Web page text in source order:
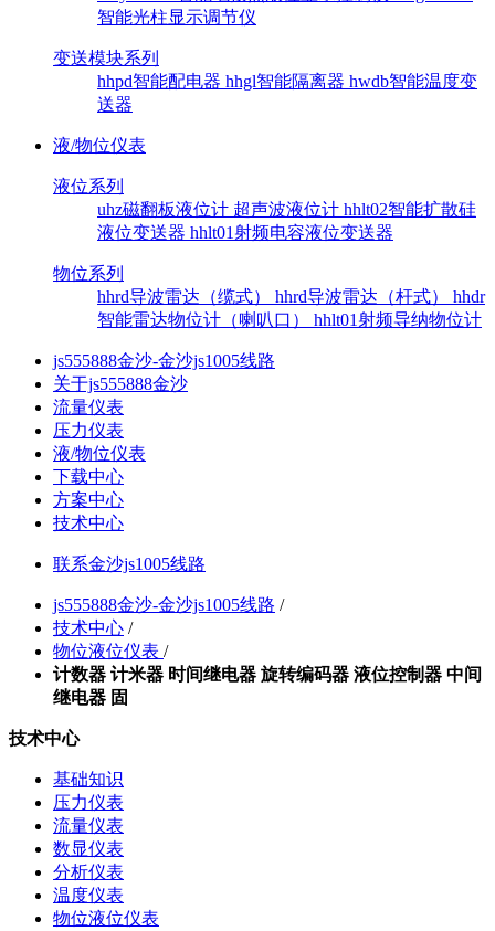
智能光柱显示调节仪
变送模块系列
hhpd智能配电器 hhgl智能隔离器 hwdb智能温度变
送器
液/物位仪表
液位系列
uhz磁翻板液位计 超声波液位计 hhlt02智能扩散硅
液位变送器 hhlt01射频电容液位变送器
物位系列
hhrd导波雷达（缆式） hhrd导波雷达（杆式） hhdr
智能雷达物位计（喇叭口） hhlt01射频导纳物位计
js555888金沙-金沙js1005线路
关于js555888金沙
流量仪表
压力仪表
液/物位仪表
下载中心
方案中心
技术中心
联系金沙js1005线路
js555888金沙-金沙js1005线路 /
技术中心 /
物位液位仪表 /
计数器 计米器 时间继电器 旋转编码器 液位控制器 中间
继电器 固
技术中心
基础知识
压力仪表
流量仪表
数显仪表
分析仪表
温度仪表
物位液位仪表